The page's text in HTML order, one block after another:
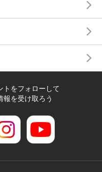
トをフォローして
報を受け取ろう